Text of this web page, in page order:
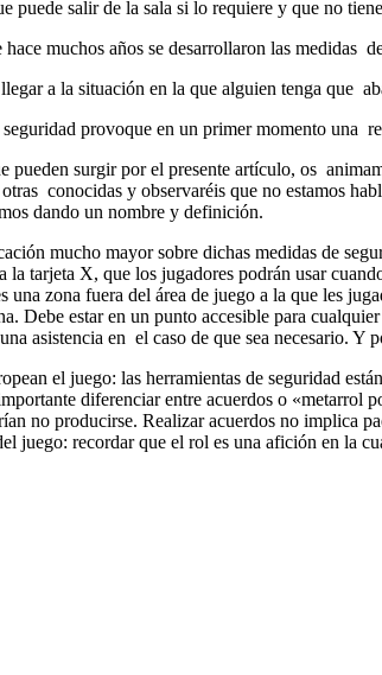
puede salir de la sala si lo requiere y que no
muchos años se desarrollaron las
a la situación en la que alguien tenga que
provoque en un primer momento una
pueden surgir por el presente artículo, os
conocidas y observaréis que no estamos
dando un nombre y definición.
mucho mayor sobre dichas medidas de
tarjeta X, que los jugadores podrán usar
una zona fuera del área de juego a la que les
Debe estar en un punto accesible para
asistencia en el caso de que sea necesario. Y
el juego: las herramientas de seguridad
diferenciar entre acuerdos o
no producirse. Realizar acuerdos no implica
juego: recordar que el rol es una afición en la